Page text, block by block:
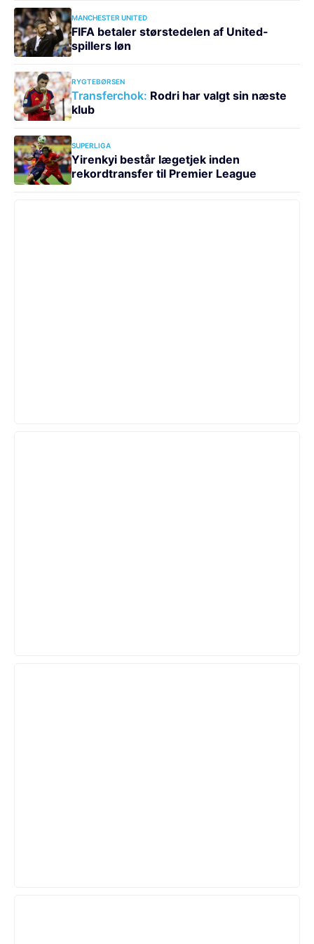
MANCHESTER UNITED
FIFA betaler størstedelen af United-
spillers løn
RYGTEBØRSEN
Transferchok: Rodri har valgt sin næste
klub
SUPERLIGA
Yirenkyi består lægetjek inden
rekordtransfer til Premier League